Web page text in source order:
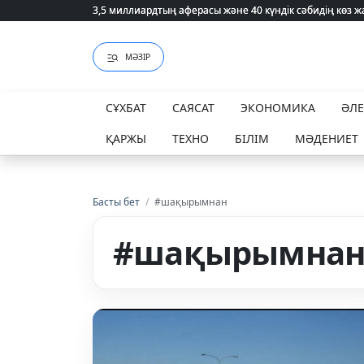
3,5 миллиардтың аферасы және 40 күндік сәбидің
3,5 миллиардтың аферасы және 40 күндік сәбидің
МӘЗІР
СҰХБАТ САЯСАТ ЭКОНОМИКА
ҚАРЖЫ
ТЕХНО БІЛІМ МӘДЕНИЕТ
Басты бет / #шақырымнан
#шақырымнан